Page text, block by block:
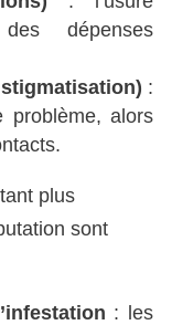
des dépenses
:
problème, alors
plus
sont
: les